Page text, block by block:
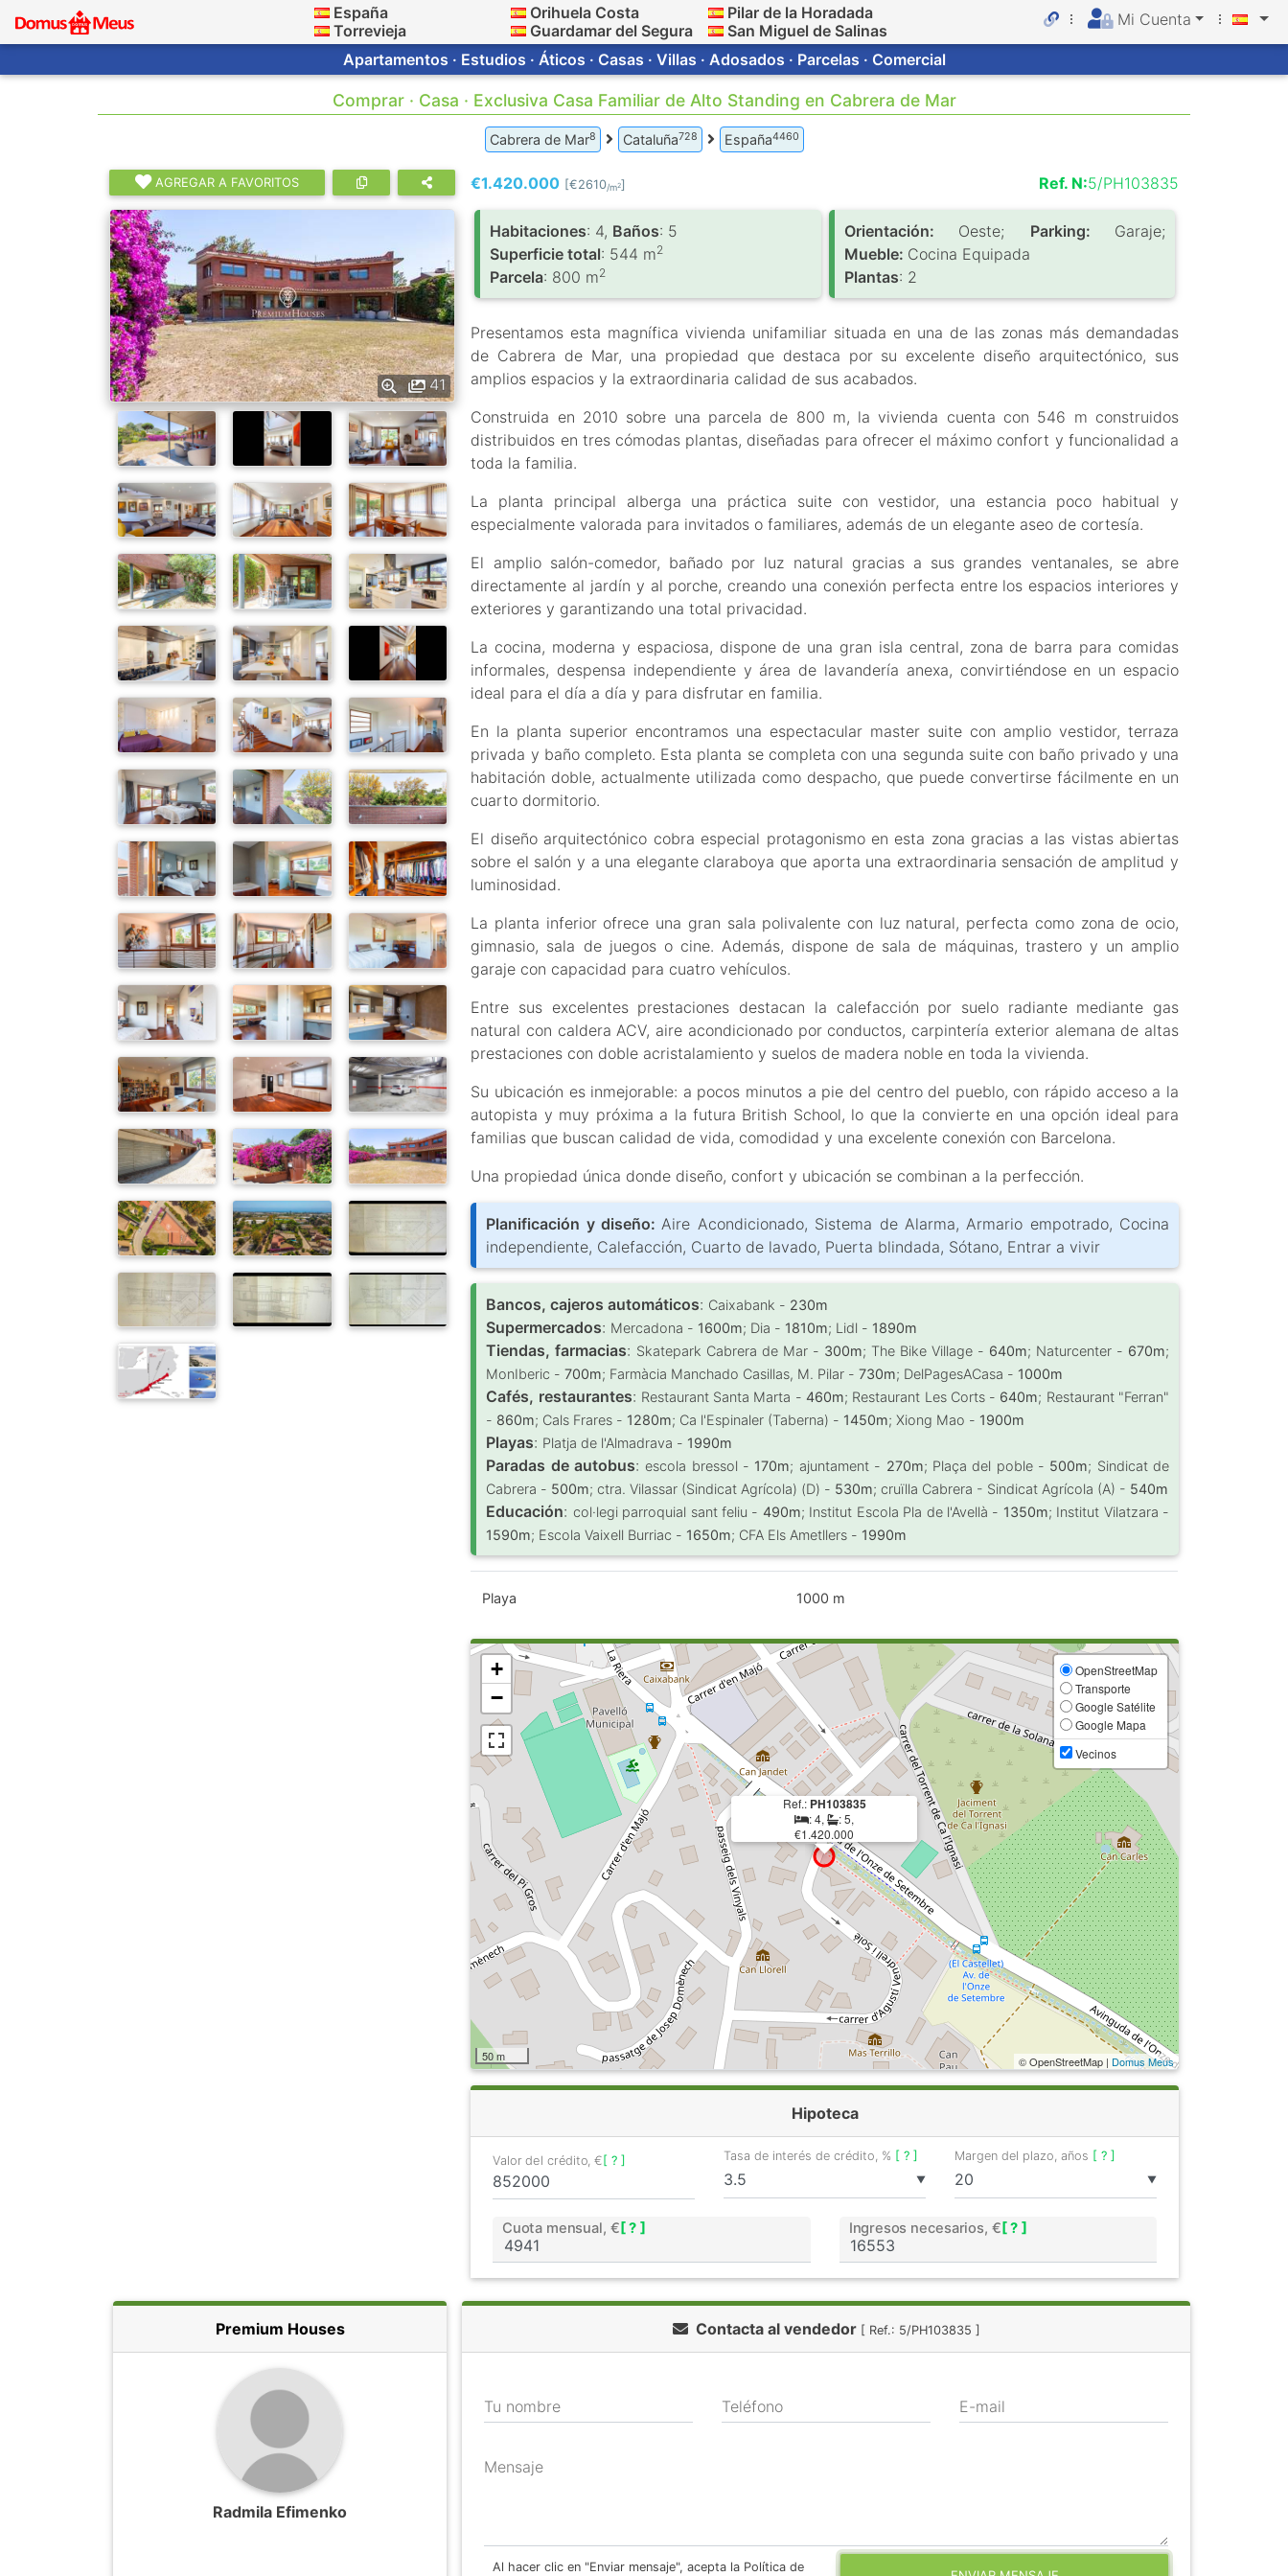
España
Torrevieja
Orihuela Costa
Guardamar del Segura
Pilar de la Horadada
San Miguel de Salinas
Mi Cuenta
Apartamentos · Estudios · Áticos · Casas · Villas · Adosados · Parcelas · Comercial
Comprar · Casa · Exclusiva Casa Familiar de Alto Standing en Cabrera de Mar
Cabrera de Mar8 Cataluña728 España4460
AGREGAR A FAVORITOS
41
€1.420.000 [€2610/m2] Ref. N:5/PH103835
Habitaciones: 4, Baños: 5
Superficie total: 544 m2
Parcela: 800 m2
Orientación: Oeste; Parking: Garaje;
Mueble: Cocina Equipada
Plantas: 2
Presentamos esta magnífica vivienda unifamiliar situada en una de las zonas más demandadas
de Cabrera de Mar, una propiedad que destaca por su excelente diseño arquitectónico, sus
amplios espacios y la extraordinaria calidad de sus acabados.
Construida en 2010 sobre una parcela de 800 m, la vivienda cuenta con 546 m construidos
distribuidos en tres cómodas plantas, diseñadas para ofrecer el máximo confort y funcionalidad a
toda la familia.
La planta principal alberga una práctica suite con vestidor, una estancia poco habitual y
especialmente valorada para invitados o familiares, además de un elegante aseo de cortesía.
El amplio salón-comedor, bañado por luz natural gracias a sus grandes ventanales, se abre
directamente al jardín y al porche, creando una conexión perfecta entre los espacios interiores y
exteriores y garantizando una total privacidad.
La cocina, moderna y espaciosa, dispone de una gran isla central, zona de barra para comidas
informales, despensa independiente y área de lavandería anexa, convirtiéndose en un espacio
ideal para el día a día y para disfrutar en familia.
En la planta superior encontramos una espectacular master suite con amplio vestidor, terraza
privada y baño completo. Esta planta se completa con una segunda suite con baño privado y una
habitación doble, actualmente utilizada como despacho, que puede convertirse fácilmente en un
cuarto dormitorio.
El diseño arquitectónico cobra especial protagonismo en esta zona gracias a las vistas abiertas
sobre el salón y a una elegante claraboya que aporta una extraordinaria sensación de amplitud y
luminosidad.
La planta inferior ofrece una gran sala polivalente con luz natural, perfecta como zona de ocio,
gimnasio, sala de juegos o cine. Además, dispone de sala de máquinas, trastero y un amplio
garaje con capacidad para cuatro vehículos.
Entre sus excelentes prestaciones destacan la calefacción por suelo radiante mediante gas
natural con caldera ACV, aire acondicionado por conductos, carpintería exterior alemana de altas
prestaciones con doble acristalamiento y suelos de madera noble en toda la vivienda.
Su ubicación es inmejorable: a pocos minutos a pie del centro del pueblo, con rápido acceso a la
autopista y muy próxima a la futura British School, lo que la convierte en una opción ideal para
familias que buscan calidad de vida, comodidad y una excelente conexión con Barcelona.
Una propiedad única donde diseño, confort y ubicación se combinan a la perfección.
Planificación y diseño:Aire Acondicionado, Sistema de Alarma, Armario empotrado, Cocina
independiente, Calefacción, Cuarto de lavado, Puerta blindada, Sótano, Entrar a vivir
Bancos, cajeros automáticos: Caixabank - 230m
Supermercados: Mercadona - 1600m; Dia - 1810m; Lidl - 1890m
Tiendas, farmacias: Skatepark Cabrera de Mar - 300m; The Bike Village - 640m; Naturcenter - 670m;
MonIberic -700m; Farmàcia Manchado Casillas, M. Pilar -730m; DelPagesACasa - 1000m
Cafés, restaurantes: Restaurant Santa Marta -460m; Restaurant Les Corts - 640m; Restaurant "Ferran"
- 860m; Cals Frares - 1280m; Ca l'Espinaler (Taberna) - 1450m; Xiong Mao - 1900m
Playas: Platja de l'Almadrava - 1990m
Paradas de autobus:escola bressol - 170m; ajuntament - 270m; Plaça del poble - 500m; Sindicat de
Cabrera - 500m; ctra. Vilassar (Sindicat Agrícola) (D) - 530m; cruïlla Cabrera - Sindicat Agrícola (A) - 540m
Educación: col·legi parroquial sant feliu - 490m; Institut Escola Pla de l'Avellà - 1350m; Institut Vilatzara -
1590m; Escola Vaixell Burriac - 1650m; CFA Els Ametllers - 1990m
Playa 1000 m
Ref.: PH103835
: 4,
: 5,
€1.420.000
+
−
OpenStreetMap
Transporte
Google Satélite
Google Mapa
Vecinos
50 m © OpenStreetMap | Domus Meus
Hipoteca
Valor del crédito, €[ ? ]
▼
Tasa de interés de crédito, % [ ? ]
▼
Margen del plazo, años [ ? ]
Cuota mensual, € [ ? ] Ingresos necesarios, € [ ? ]
Premium Houses
Radmila Efimenko
Contacta al vendedor [ Ref.: 5/PH103835 ]
Tu nombre Teléfono E-mail
Mensaje
Al hacer clic en "Enviar mensaje", acepta la Política de